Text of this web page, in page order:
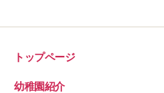
トップページ
幼稚園紹介